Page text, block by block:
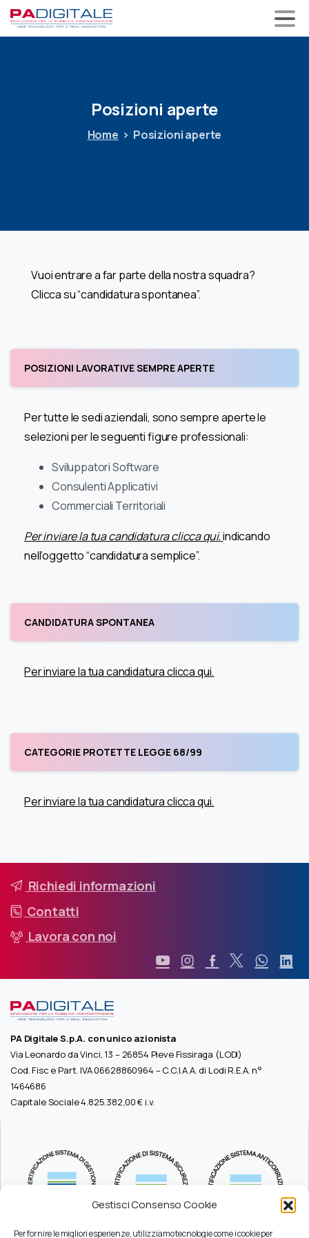
Gestisci Consenso Cookie
Per fornire le migliori esperienze, utilizziamo tecnologie come i cookie per
Posizioni aperte
Home Posizioni aperte
Vuoi entrare a far parte della nostra squadra?
Clicca su “candidatura spontanea”.
POSIZIONI LAVORATIVE SEMPRE APERTE
Per tutte le sedi aziendali, sono sempre aperte le
selezioni per le seguenti figure professionali:
Sviluppatori Software
Consulenti Applicativi
Commerciali Territoriali
Per inviare la tua candidatura clicca qui.indicando
nell’oggetto “candidatura semplice”.
CANDIDATURA SPONTANEA
Per inviare la tua candidatura clicca qui.
CATEGORIE PROTETTE LEGGE 68/99
Per inviare la tua candidatura clicca qui.
Richiedi informazioni
Contatti
Lavora con noi
PA Digitale S.p.A. con unico azionista
Via Leonardo da Vinci, 13 – 26854 Pieve Fissiraga (LODI)
Cod. Fisc e Part. IVA 06628860964 – C.C.I.A.A. di Lodi R.E.A. n°
1464686
Capitale Sociale 4.825.382,00 € i.v.